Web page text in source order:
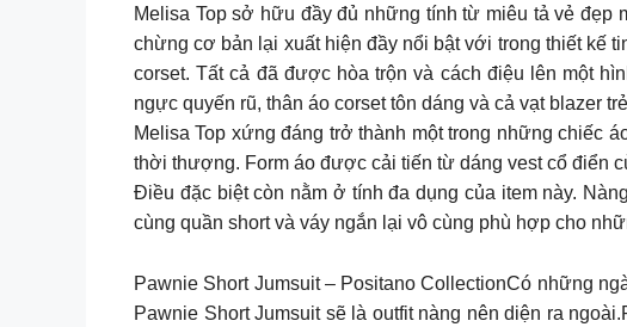
Melisa Top sở hữu đầy đủ những tính từ miêu tả vẻ đẹp
chừng cơ bản lại xuất hiện đầy nổi bật với trong thiết kế
corset. Tất cả đã được hòa trộn và cách điệu lên một
ngực quyến rũ, thân áo corset tôn dáng và cả vạt blazer trẻ
Melisa Top xứng đáng trở thành một trong những chiếc
thời thượng. Form áo được cải tiến từ dáng vest cổ điển
Điều đặc biệt còn nằm ở tính đa dụng của item này.
cùng quần short và váy ngắn lại vô cùng phù hợp cho
Pawnie Short Jumsuit – Positano CollectionCó những
Pawnie Short Jumsuit sẽ là outfit nàng nên diện ra